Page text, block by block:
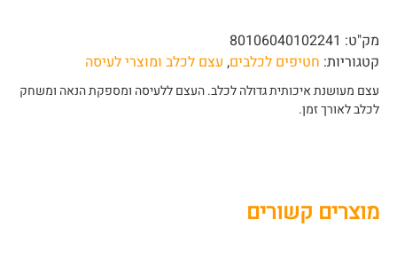
מק"ט: 80106040102241
קטגוריות: חטיפים לכלבים, עצם לכלב ומוצרי לעיסה
עצם מעושנת איכותית גדולה לכלב. העצם ללעיסה ומספקת הנאה ומשחק
לכלב לאורך זמן.
מוצרים קשורים